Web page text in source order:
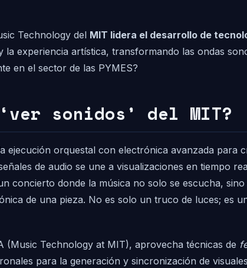
Technology del MIT lidera el desarrollo de
experiencia artística, transformando las ondas
en el sector de las PYMES?
sonidos’ del MIT?
ejecución orquestal con electrónica avanzada para
de audio se une a visualizaciones en tiempo
concierto donde la música no solo se escucha,
de una pieza. No es solo un truco de luces; es
Technology at MIT), aprovecha técnicas de
para la generación y sincronización de